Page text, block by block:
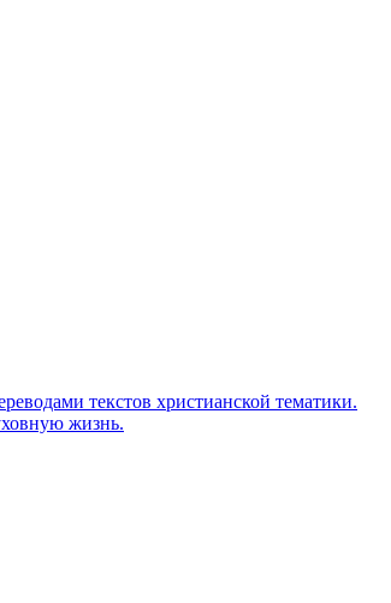
текстов христианской тематики.
жизнь.